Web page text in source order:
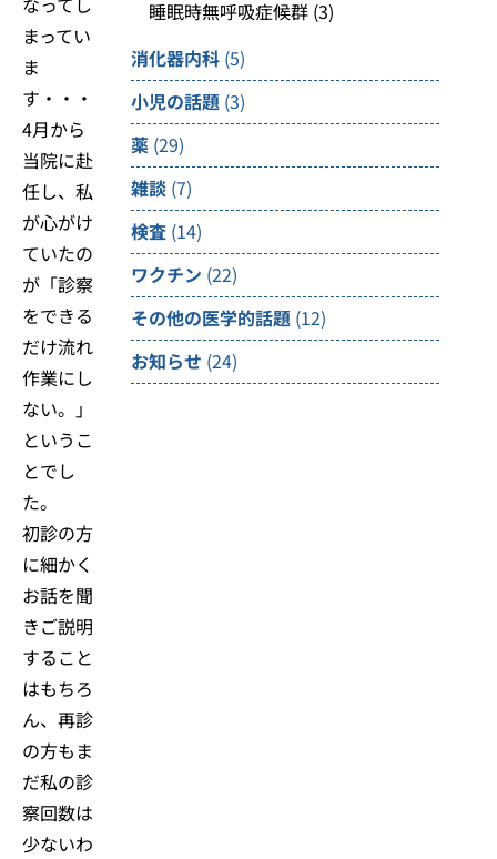
まってい
ま
す・・・
4月から
当院に赴
任し、私
が心がけ
ていたの
が「診察
をできる
だけ流れ
作業にし
ない。」
というこ
とでし
た。
初診の方
に細かく
お話を聞
きご説明
すること
はもちろ
ん、再診
の方もま
だ私の診
察回数は
少ないわ
睡眠時無呼吸症候群 (3)
消化器内科 (5)
小児の話題 (3)
薬 (29)
雑談 (7)
検査 (14)
ワクチン (22)
その他の医学的話題 (12)
お知らせ (24)